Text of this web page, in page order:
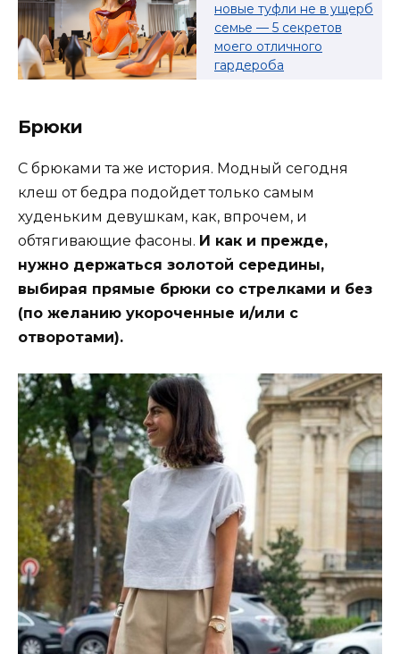
новые туфли не в ущерб
семье — 5 секретов
моего отличного
гардероба
Брюки
С брюками та же история. Модный сегодня
клеш от бедра подойдет только самым
худеньким девушкам, как, впрочем, и
обтягивающие фасоны. И как и прежде,
нужно держаться золотой середины,
выбирая прямые брюки со стрелками и без
(по желанию укороченные и/или с
отворотами).